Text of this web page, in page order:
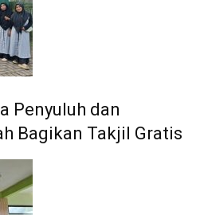
Penyuluh dan
Bagikan Takjil Gratis